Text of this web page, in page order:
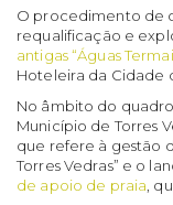
O procedimento de
requalificação e
antigas “Águas
Hoteleira da Cidade
No âmbito do
Município de Torres
que refere à gestão
Torres Vedras” e o
de apoio de praia ,